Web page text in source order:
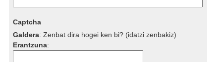
Captcha
Galdera:Zenbat dira hogei ken bi? (idatzi zenbakiz)
Erantzuna: